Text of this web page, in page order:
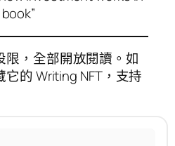
限，全部開放閱讀。如
的 Writing NFT，支持